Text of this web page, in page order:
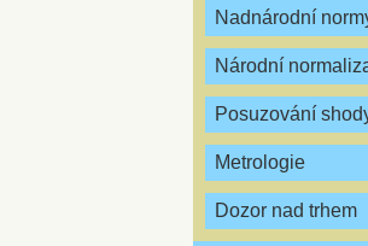
Nadnárodní
Národní
Posuzování
Metrologie
Dozor nad trhem